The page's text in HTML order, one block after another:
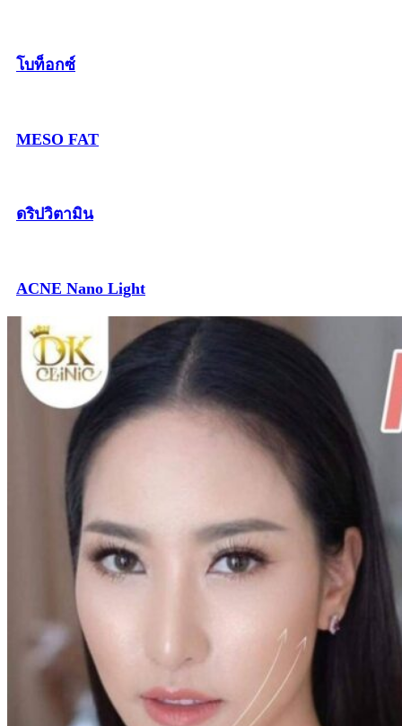
โบท็อกซ์
MESO FAT
ดริปวิตามิน
ACNE Nano Light